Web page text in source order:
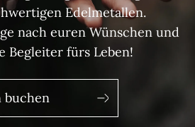
Edelmetallen.
nach euren Wünschen und
Begleiter fürs Leben!
buchen